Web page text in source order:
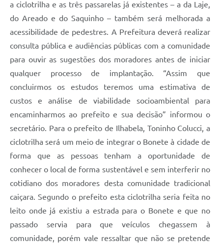
a ciclotrilha e as três passarelas já existentes – a da Laje,
do Areado e do Saquinho – também será melhorada a
acessibilidade de pedestres. A Prefeitura deverá realizar
consulta pública e audiências públicas com a comunidade
para ouvir as sugestões dos moradores antes de iniciar
qualquer processo de implantação. “Assim que
concluirmos os estudos teremos uma estimativa de
custos e análise de viabilidade socioambiental para
encaminharmos ao prefeito e sua decisão” informou o
secretário. Para o prefeito de Ilhabela, Toninho Colucci, a
ciclotrilha será um meio de integrar o Bonete à cidade de
forma que as pessoas tenham a oportunidade de
conhecer o local de forma sustentável e sem interferir no
cotidiano dos moradores desta comunidade tradicional
caiçara. Segundo o prefeito esta ciclotrilha seria feita no
leito onde já existiu a estrada para o Bonete e que no
passado servia para que veículos chegassem à
comunidade, porém vale ressaltar que não se pretende